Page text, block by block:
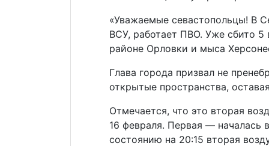
«Уважаемые севастопольцы! В
ВСУ, работает ПВО. Уже сбито
районе Орловки и мыса
Глава города призвал не
открытые пространства,
Отмечается, что это вторая
16 февраля. Первая — началась
состоянию на 20:15 вторая